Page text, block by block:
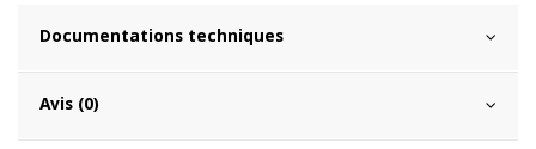
Documentations techniques
Avis (0)